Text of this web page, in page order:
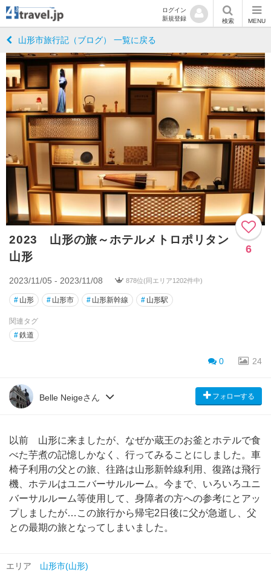
ログイン
新規登録
検索 MENU
山形市旅行記（ブログ） 一覧に戻る
2023 山形の旅～ホテルメトロポリタン
山形
6
2023/11/05 - 2023/11/08 878位(同エリア1202件中)
# 山形 # 山形市 # 山形新幹線 # 山形駅
関連タグ
#鉄道
0 24
Belle Neigeさん フォローする
以前 山形に来ましたが、なぜか蔵王のお釜とホテルで食
べた芋煮の記憶しかなく、行ってみることにしました。車
椅子利用の父との旅、往路は山形新幹線利用、復路は飛行
機、ホテルはユニバーサルルーム。今まで、いろいろユニ
バーサルルーム等使用して、身障者の方への参考にとアッ
プしましたが…この旅行から帰宅2日後に父が急逝し、父
との最期の旅となってしまいました。
エリア 山形市(山形)